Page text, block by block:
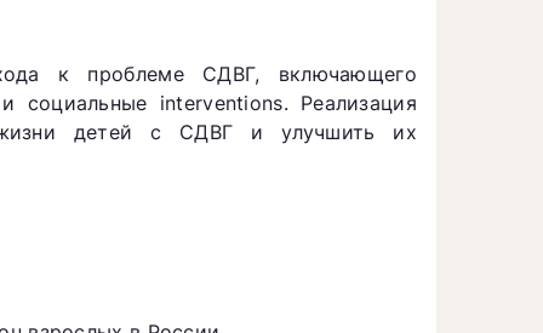
к проблеме СДВГ, включающего
социальные interventions. Реализация
жизни детей с СДВГ и улучшить их